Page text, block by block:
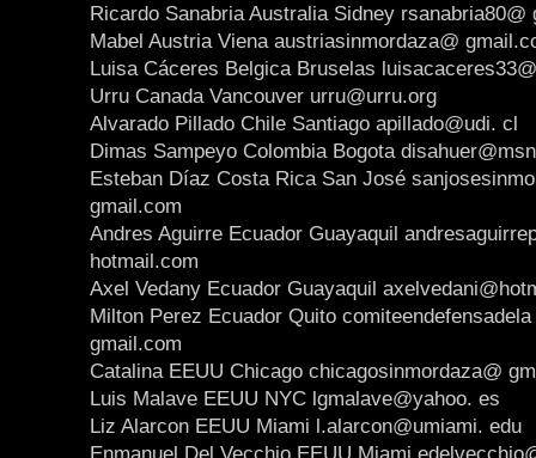
Ricardo Sanabria Australia Sidney rsanabria80@
Mabel Austria Viena austriasinmordaza@
Luisa Cáceres Belgica Bruselas
Urru Canada Vancouver urru@urru.org
Alvarado Pillado Chile Santiago apillado@udi. cl
Dimas Sampeyo Colombia Bogota
Esteban Díaz Costa Rica San José
gmail.com
Andres Aguirre Ecuador Guayaquil
hotmail.com
Axel Vedany Ecuador Guayaquil
Milton Perez Ecuador Quito
gmail.com
Catalina EEUU Chicago chicagosinmordaza@
Luis Malave EEUU NYC lgmalave@yahoo. es
Liz Alarcon EEUU Miami l.alarcon@umiami. edu